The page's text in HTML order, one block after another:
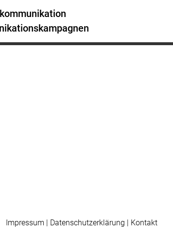
Impressum | Datenschutzerklärung | Kontakt